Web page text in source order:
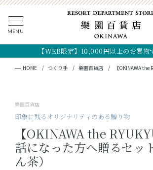
MENU
【WEB限定】10,000円以上のお買物
CLOSE
キーワード検索
MY PAGE
全ての商品
フード
クラフト
コスメ・アロマ
HOME つくり手 樂園百貨店 【OKINAWA
樂園百貨店
印象に残るオリジナリティのある贈り物
【OKINAWA the
話になった方へ贈るセッ
ん茶）